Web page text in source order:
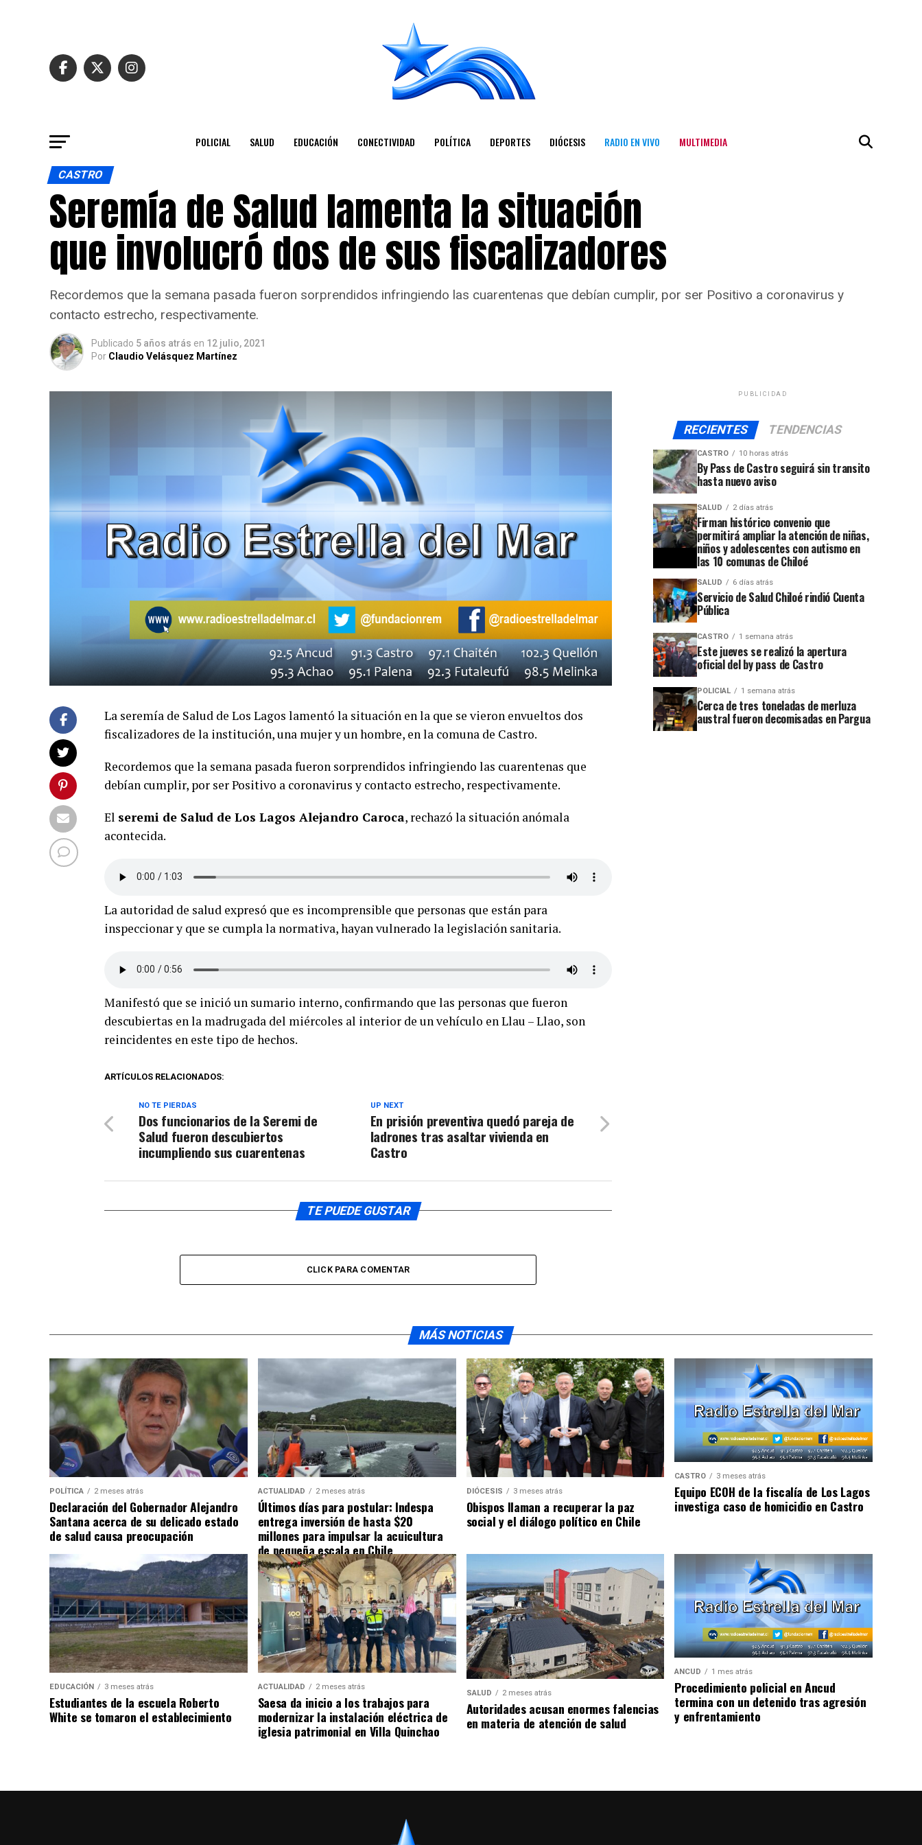
POLICIAL SALUD EDUCACIÓN CONECTIVIDAD POLÍTICA DEPORTES DIÓCESIS RADIO EN VIVO MULTIMEDIA
CASTRO
Seremía de Salud lamenta la situación
que involucró dos de sus fiscalizadores
Recordemos que la semana pasada fueron sorprendidos infringiendo las cuarentenas que debían cumplir, por ser Positivo a coronavirus y
contacto estrecho, respectivamente.
Publicado 5 años atrás en 12 julio, 2021
Por Claudio Velásquez Martínez
La seremía de Salud de Los Lagos lamentó la situación en la que se vieron envueltos dos
fiscalizadores de la institución, una mujer y un hombre, en la comuna de Castro.
Recordemos que la semana pasada fueron sorprendidos infringiendo las cuarentenas que
debían cumplir, por ser Positivo a coronavirus y contacto estrecho, respectivamente.
El seremi de Salud de Los Lagos Alejandro Caroca, rechazó la situación anómala
acontecida.
La autoridad de salud expresó que es incomprensible que personas que están para
inspeccionar y que se cumpla la normativa, hayan vulnerado la legislación sanitaria.
Manifestó que se inició un sumario interno, confirmando que las personas que fueron
descubiertas en la madrugada del miércoles al interior de un vehículo en Llau – Llao, son
reincidentes en este tipo de hechos.
ARTÍCULOS RELACIONADOS:
UP NEXT
En prisión preventiva quedó pareja de
ladrones tras asaltar vivienda en
Castro
NO TE PIERDAS
Dos funcionarios de la Seremi de
Salud fueron descubiertos
incumpliendo sus cuarentenas
TE PUEDE GUSTAR
CLICK PARA COMENTAR
PUBLICIDAD
RECIENTES TENDENCIAS
CASTRO 10 horas atrás
By Pass de Castro seguirá sin transito
hasta nuevo aviso
SALUD 2 días atrás
Firman histórico convenio que
permitirá ampliar la atención de niñas,
niños y adolescentes con autismo en
las 10 comunas de Chiloé
SALUD 6 días atrás
Servicio de Salud Chiloé rindió Cuenta
Pública
CASTRO 1 semana atrás
Este jueves se realizó la apertura
oficial del by pass de Castro
POLICIAL 1 semana atrás
Cerca de tres toneladas de merluza
austral fueron decomisadas en Pargua
MÁS NOTICIAS
POLÍTICA 2 meses atrás
Declaración del Gobernador Alejandro
Santana acerca de su delicado estado
de salud causa preocupación
ACTUALIDAD 2 meses atrás
Últimos días para postular: Indespa
entrega inversión de hasta $20
millones para impulsar la acuicultura
de pequeña escala en Chile
DIÓCESIS 3 meses atrás
Obispos llaman a recuperar la paz
social y el diálogo político en Chile
CASTRO 3 meses atrás
Equipo ECOH de la fiscalía de Los Lagos
investiga caso de homicidio en Castro
EDUCACIÓN 3 meses atrás
Estudiantes de la escuela Roberto
White se tomaron el establecimiento
ACTUALIDAD 2 meses atrás
Saesa da inicio a los trabajos para
modernizar la instalación eléctrica de
iglesia patrimonial en Villa Quinchao
SALUD 2 meses atrás
Autoridades acusan enormes falencias
en materia de atención de salud
ANCUD 1 mes atrás
Procedimiento policial en Ancud
termina con un detenido tras agresión
y enfrentamiento